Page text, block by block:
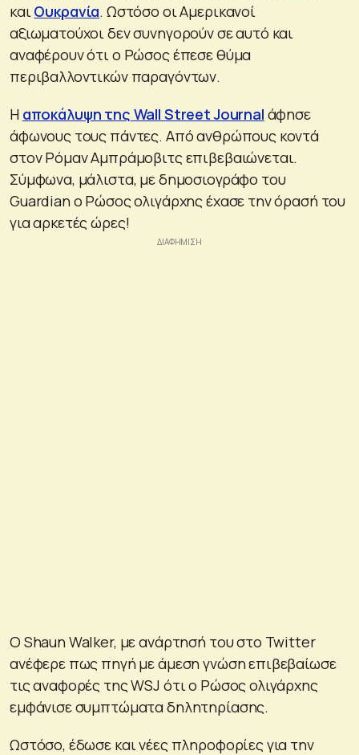
και Ουκρανία. Ωστόσο οι Αμερικανοί
αξιωματούχοι δεν συνηγορούν σε αυτό και
αναφέρουν ότι ο Ρώσος έπεσε θύμα
περιβαλλοντικών παραγόντων.
Η αποκάλυψη της Wall Street Journal άφησε
άφωνους τους πάντες. Από ανθρώπους κοντά
στον Ρόμαν Αμπράμοβιτς επιβεβαιώνεται.
Σύμφωνα, μάλιστα, με δημοσιογράφο του
Guardian ο Ρώσος ολιγάρχης έχασε την όρασή του
για αρκετές ώρες!
Ο Shaun Walker, με ανάρτησή του στο Twitter
ανέφερε πως πηγή με άμεση γνώση επιβεβαίωσε
τις αναφορές της WSJ ότι ο Ρώσος ολιγάρχης
εμφάνισε συμπτώματα δηλητηρίασης.
Ωστόσο, έδωσε και νέες πληροφορίες για την